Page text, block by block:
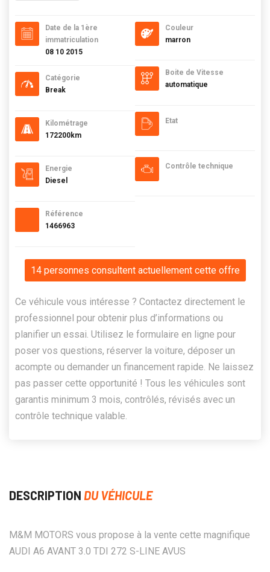
Date de la 1ère
immatriculation
08 10 2015
Catégorie
Break
Kilométrage
172200km
Energie
Diesel
Référence
1466963
Couleur
marron
Boite de Vitesse
automatique
Etat
Contrôle technique
14 personnes consultent actuellement cette offre
Ce véhicule vous intéresse ? Contactez directement le
professionnel pour obtenir plus d’informations ou
planifier un essai. Utilisez le formulaire en ligne pour
poser vos questions, réserver la voiture, déposer un
acompte ou demander un financement rapide. Ne laissez
pas passer cette opportunité ! Tous les véhicules sont
garantis minimum 3 mois, contrôlés, révisés avec un
contrôle technique valable.
DESCRIPTION DU VÉHICULE
M&M MOTORS vous propose à la vente cette magnifique
AUDI A6 AVANT 3.0 TDI 272 S-LINE AVUS